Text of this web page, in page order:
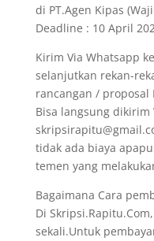
di PT.Agen Kipas
Deadline : 10 April
Kirim Via Whatsapp
selanjutkan rekan-
rancangan / proposal
Bisa langsung dikirim
tidak ada biaya
temen yang
Bagaimana Cara
Di
sekali.Untuk